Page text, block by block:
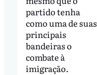
partido tenha
como uma de suas
principais
bandeiras o
combate à
imigração.